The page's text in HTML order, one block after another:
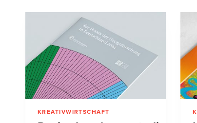
KREATIVWIRTSCHAFT